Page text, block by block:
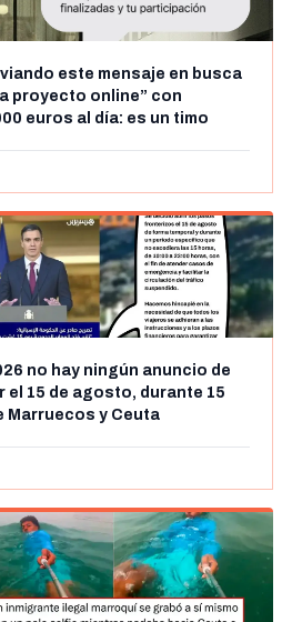
este mensaje en busca
proyecto online” con
euros al día: es un timo
no hay ningún anuncio de
el 15 de agosto, durante 15
Marruecos y Ceuta